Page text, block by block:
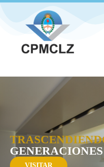
Ir
contenido
GENERACIONES
VISITAR